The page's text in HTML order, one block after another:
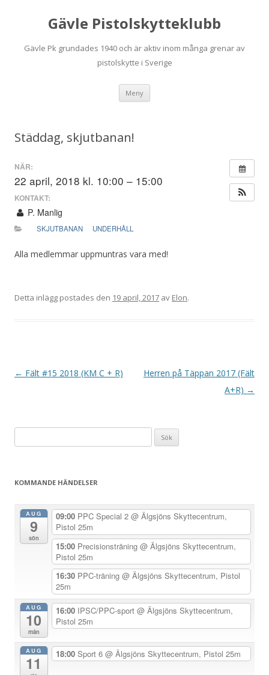
Gävle Pistolskytteklubb
Gävle Pk grundades 1940 och är aktiv inom många grenar av
pistolskytte i Sverige
Meny
Städdag, skjutbanan!
NÄR:
22 april, 2018 kl. 10:00 – 15:00
KONTAKT:
P. Manlig
SKJUTBANAN UNDERHÅLL
Alla medlemmar uppmuntras vara med!
Detta inlägg postades den 19 april, 2017 av Elon.
I
a
g
← Fält #15 2018 (KM C + R)
Herren på Täppan 2017 (Fält
A+R) →
efter:
KOMMANDE HÄNDELSER
AUG
9
sön
09:00 PPC Special 2 @ Älgsjöns Skyttecentrum,
Pistol 25m
15:00 Precisionsträning @ Älgsjöns Skyttecentrum,
Pistol 25m
16:30 PPC-träning @ Älgsjöns Skyttecentrum, Pistol
25m
AUG
10
mån
16:00 IPSC/PPC-sport @ Älgsjöns Skyttecentrum,
Pistol 25m
AUG
11
18:00 Sport 6 @ Älgsjöns Skyttecentrum, Pistol 25m